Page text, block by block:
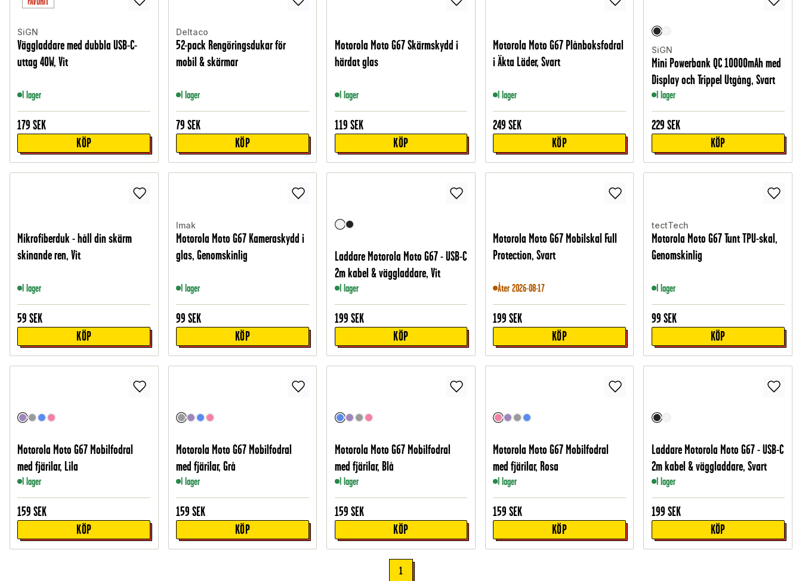
SiGN
Väggladdare med dubbla USB-C-
uttag 40W, Vit
I lager
179 SEK
KÖP
Deltaco
52-pack Rengöringsdukar för
mobil & skärmar
I lager
79 SEK
KÖP
Motorola Moto G67 Skärmskydd i
härdat glas
I lager
119 SEK
KÖP
Motorola Moto G67 Plånboksfodral
i Äkta Läder, Svart
I lager
249 SEK
KÖP
SiGN
Mini Powerbank QC 10000mAh med
Display och Trippel Utgång, Svart
I lager
229 SEK
KÖP
Mikrofiberduk - håll din skärm
skinande ren, Vit
I lager
59 SEK
KÖP
Imak
Motorola Moto G67 Kameraskydd i
glas, Genomskinlig
I lager
99 SEK
KÖP
Laddare Motorola Moto G67 - USB-C
2m kabel & väggladdare, Vit
I lager
199 SEK
KÖP
Motorola Moto G67 Mobilskal Full
Protection, Svart
Åter 2026-08-17
199 SEK
KÖP
tectTech
Motorola Moto G67 Tunt TPU-skal,
Genomskinlig
I lager
99 SEK
KÖP
Motorola Moto G67 Mobilfodral
med fjärilar, Lila
I lager
159 SEK
KÖP
Motorola Moto G67 Mobilfodral
med fjärilar, Grå
I lager
159 SEK
KÖP
Motorola Moto G67 Mobilfodral
med fjärilar, Blå
I lager
159 SEK
KÖP
Motorola Moto G67 Mobilfodral
med fjärilar, Rosa
I lager
159 SEK
KÖP
Laddare Motorola Moto G67 - USB-C
2m kabel & väggladdare, Svart
I lager
199 SEK
KÖP
1